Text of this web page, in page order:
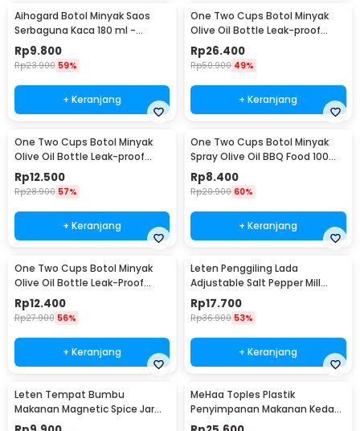
Aihogard Botol Minyak Saos
Serbaguna Kaca 180 ml -
CW192
Rp9.800
Rp23.900 59%
+ Keranjang
One Two Cups Botol Minyak
Olive Oil Bottle Leak-proof
500ml - CW199
Rp26.400
Rp50.900 49%
+ Keranjang
One Two Cups Botol Minyak
Olive Oil Bottle Leak-proof
300ml - CW199
Rp12.500
Rp28.900 57%
+ Keranjang
One Two Cups Botol Minyak
Spray Olive Oil BBQ Food 100ml
- HEA-1075
Rp8.400
Rp20.900 60%
+ Keranjang
One Two Cups Botol Minyak
Olive Oil Bottle Leak-Proof
300ml - KG57H
Rp12.400
Rp27.900 56%
+ Keranjang
Leten Penggiling Lada
Adjustable Salt Pepper Mill
Grinder - 9179
Rp17.700
Rp36.900 53%
+ Keranjang
Leten Tempat Bumbu
Makanan Magnetic Spice Jar
Container 1 PCS - C121
MeHaa Toples Plastik
Penyimpanan Makanan Kedap
Udara Storage Jar 1.8L - YF0086